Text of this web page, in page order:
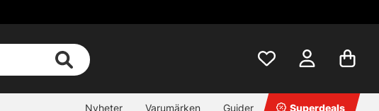
Nyheter Varumärken Guider Superdeals